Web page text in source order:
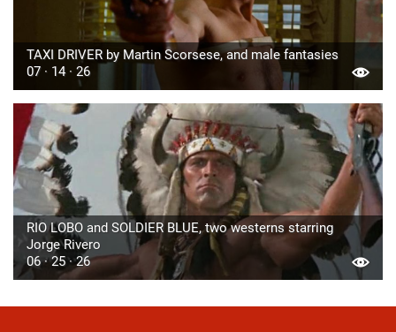
TAXI DRIVER by Martin Scorsese, and male fantasies
07 · 14 · 26
RIO LOBO and SOLDIER BLUE, two westerns starring
Jorge Rivero
06 · 25 · 26